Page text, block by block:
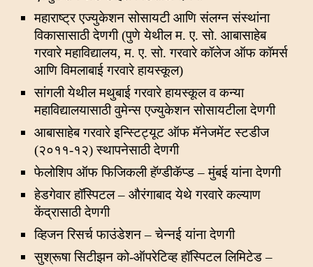
महाराष्ट्र एज्युकेशन सोसायटी आणि संलग्न संस्थांना
विकासासाठी देणगी(पुणे येथील म. ए. सो. आबासाहेब
गरवारे महाविद्यालय, म. ए. सो. गरवारे कॉलेज ऑफ कॉमर्स
आणि विमलाबाई गरवारे हायस्कूल)
सांगली येथील मथुबाई गरवारे हायस्कूल व कन्या
महाविद्यालयासाठी वुमेन्स एज्युकेशन सोसायटीला देणगी
आबासाहेब गरवारे इन्स्टिट्यूट ऑफ मॅनेजमेंट स्टडीज
(२०११-१२) स्थापनेसाठी देणगी
फेलोशिप ऑफ फिजिकली हॅण्डीकॅप्ड – मुंबई यांना देणगी
हेडगेवार हॉस्पिटल – औरंगाबाद येथे गरवारे कल्याण
केंद्रासाठी देणगी
व्हिजन रिसर्च फाउंडेशन – चेन्नई यांना देणगी
सुश्रूषा सिटीझन को-ऑपरेटिव्ह हॉस्पिटल लिमिटेड –